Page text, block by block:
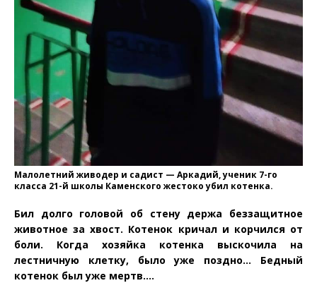
Малолетний живодер и садист — Аркадий, ученик 7-го
класса 21-й школы Каменского жестоко убил котенка.
Бил долго головой об стену держа беззащитное
животное за хвост. Котенок кричал и корчился от
боли. Когда хозяйка котенка выскочила на
лестничную клетку, было уже поздно… Бедный
котенок был уже мертв….